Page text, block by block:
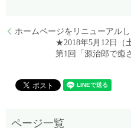
ホームページをリニューアルし
★2018年5月12日（
第1回「源治郎で癒